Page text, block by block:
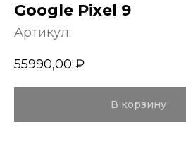
Google Pixel 9
Артикул:
55990,00 ₽
В корзину